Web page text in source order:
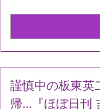
謹慎中の板東英
帰…『ほぼ日刊